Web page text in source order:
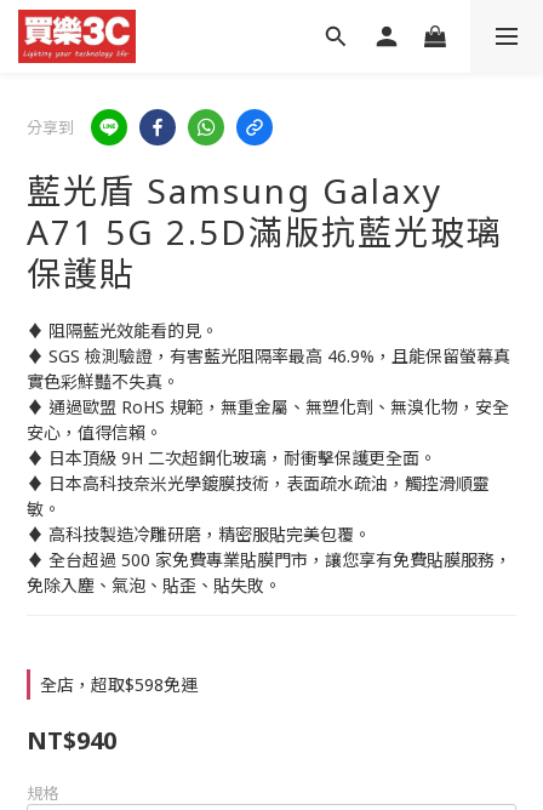
分享到
藍光盾 Samsung Galaxy
A71 5G 2.5D滿版抗藍光玻璃
保護貼
♦ 阻隔藍光效能看的見。
♦ SGS 檢測驗證，有害藍光阻隔率最高 46.9%，且能保留螢幕真
實色彩鮮豔不失真。
♦ 通過歐盟 RoHS 規範，無重金屬、無塑化劑、無溴化物，安全
安心，值得信賴。
♦ 日本頂級 9H 二次超鋼化玻璃，耐衝擊保護更全面。
♦ 日本高科技奈米光學鍍膜技術，表面疏水疏油，觸控滑順靈
敏。
♦ 高科技製造冷雕研磨，精密服貼完美包覆。
♦ 全台超過 500 家免費專業貼膜門市，讓您享有免費貼膜服務，
免除入塵、氣泡、貼歪、貼失敗。
全店，超取$598免運
NT$940
規格